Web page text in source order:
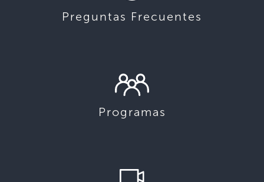
Preguntas Frecuentes
Programas